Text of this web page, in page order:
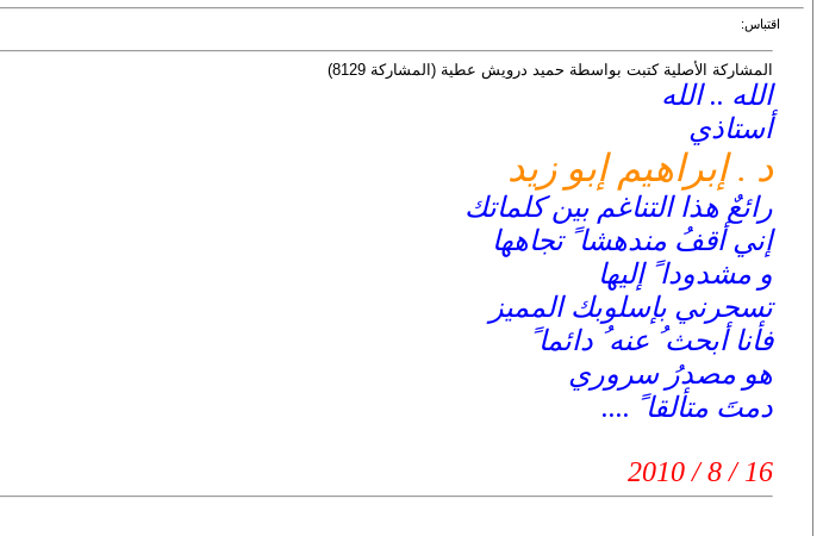
اقتباس:
المشاركة الأصلية كتبت بواسطة حميد درويش عطية (المشاركة 8129)
الله .. الله
أستاذي
د . إبراهيم إبو زيد
رائعٌ هذا التناغم بين كلماتك
إني أقفُ مندهشا ً تجاهها
و مشدودا ً إليها
تسحرني بإسلوبك المميز
فأنا أبحث ُ عنه ُ دائما ً
هو مصدرُ سروري
دمتَ متألقا ً ....
16 / 8 / 2010